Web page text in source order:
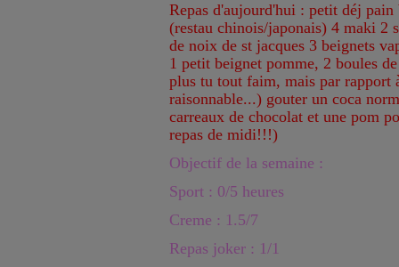
Repas d'aujourd'hui : petit déj
(restau chinois/japonais) 4 maki 2
de noix de st jacques 3 beignets
1 petit beignet pomme, 2 boules
plus tu tout faim, mais par rapport
raisonnable...) gouter un coca
carreaux de chocolat et une pom
repas de midi!!!)
Objectif de la semaine :
Sport : 0/5 heures
Creme : 1.5/7
Repas joker : 1/1